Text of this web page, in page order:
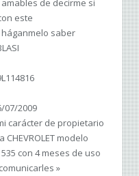
de decirme si
este
saber
07/2009
carácter de propietario
modelo
con 4 meses de uso
»